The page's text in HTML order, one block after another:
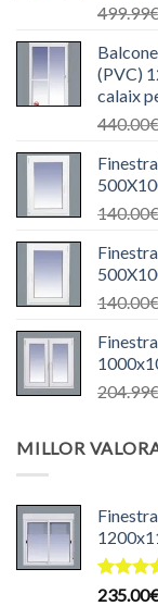
499.99
(PVC)
calaix
440.00
140.00
140.00
204.99
MILLOR
Puntuat
235.00